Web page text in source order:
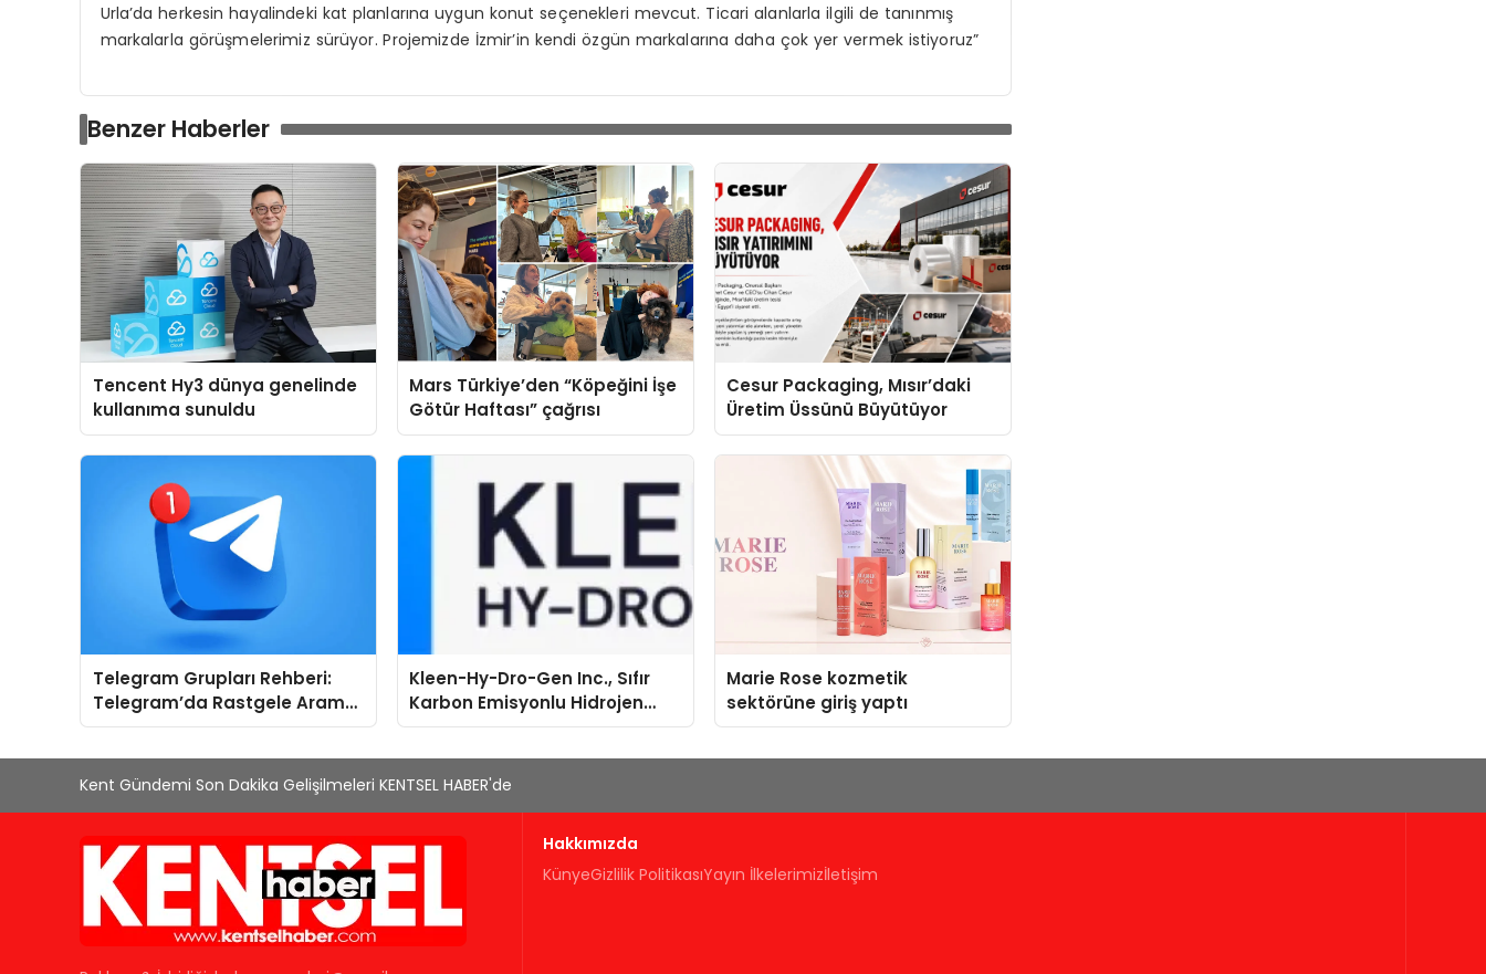
Urla’da herkesin hayalindeki kat planlarına uygun konut seçenekleri mevcut. Ticari alanlarla ilgili de tanınmış
markalarla görüşmelerimiz sürüyor. Projemizde İzmir’in kendi özgün markalarına daha çok yer vermek istiyoruz”
Benzer Haberler
Tencent Hy3 dünya genelinde
kullanıma sunuldu
Mars Türkiye’den “Köpeğini İşe
Götür Haftası” çağrısı
Cesur Packaging, Mısır’daki
Üretim Üssünü Büyütüyor
Telegram Grupları Rehberi:
Telegram’da Rastgele Arama
Yerine Kategori Bazlı Keşif
Kleen-Hy-Dro-Gen Inc., Sıfır
Karbon Emisyonlu Hidrojen
Isıtma Teknolojisinde ISO ve
Aldı
Marie Rose kozmetik
sektörüne giriş yaptı
Kent Gündemi Son Dakika Gelişilmeleri KENTSEL HABER'de
Hakkımızda
KünyeGizlilik PolitikasıYayın İlkelerimizİletişim